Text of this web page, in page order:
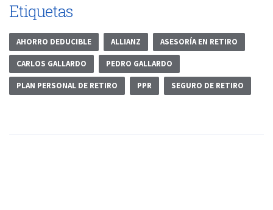
Etiquetas
AHORRO DEDUCIBLE ALLIANZ ASESORÍA EN RETIRO
CARLOS GALLARDO PEDRO GALLARDO
PLAN PERSONAL DE RETIRO PPR SEGURO DE RETIRO